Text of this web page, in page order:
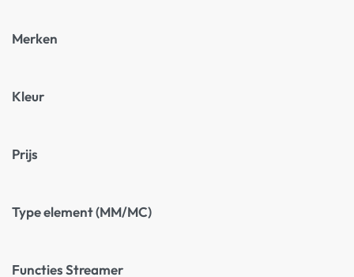
Merken
Kleur
Prijs
Type element (MM/MC)
Functies Streamer